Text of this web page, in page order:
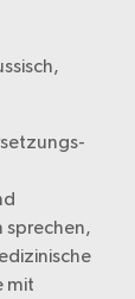
sprechen,
mit